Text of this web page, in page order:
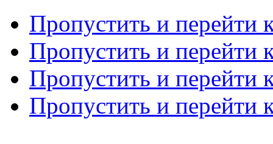
Пропустить и перейти
Пропустить и перейти
Пропустить и перейти
Пропустить и перейти